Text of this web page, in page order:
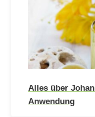
Alles über
Anwendung